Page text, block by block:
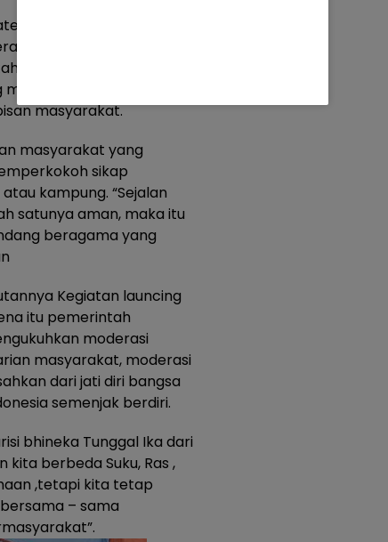
buol .Nurkhairi S.Ag
adalah program
Kampung Moderasi
masyarakat.
masyarakat yang
sikap
kampung. “Sejalan
satunya aman, maka itu
beragama yang
Kegiatan launcing
itu pemerintah
moderasi
masyarakat, moderasi
dari jati diri bangsa
semenjak berdiri.
bhineka Tunggal Ika dari
kita berbeda Suku, Ras ,
,tetapi kita tetap
– sama